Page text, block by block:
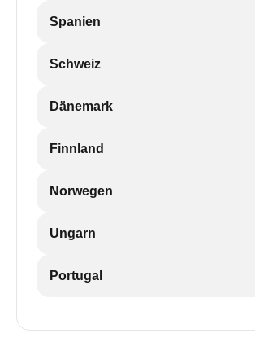
Spanien
Schweiz
Dänemark
Finnland
Norwegen
Ungarn
Portugal